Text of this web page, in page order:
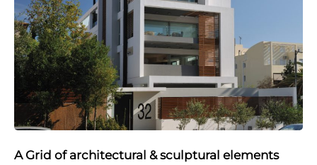
A Grid of architectural & sculptural elements